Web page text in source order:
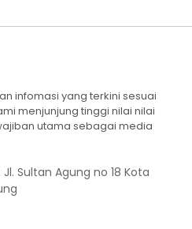
infomasi yang terkini sesuai
menjunjung tinggi nilai nilai
utama sebagai media
Sultan Agung no 18 Kota